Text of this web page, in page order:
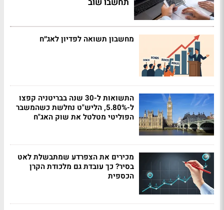
מחשבון תשואה לפדיון לאג״ח
התשואות ל-30 שנה בבריטניה קפצו
ל-5.80%, הליש"ט נחלשת כשהמשבר
הפוליטי מטלטל את שוק האג"ח
מכירים את הצפרדע שמתבשלת לאט
בסיר? כך עובדת גם מלכודת הקרן
הכספית